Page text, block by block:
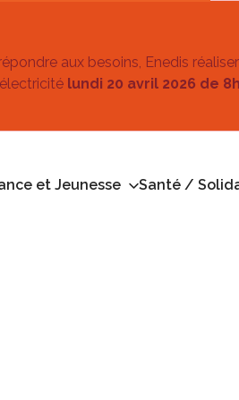
aux besoins, Enedis
lundi 20 avril 2026 de
et Jeunesse
Santé /